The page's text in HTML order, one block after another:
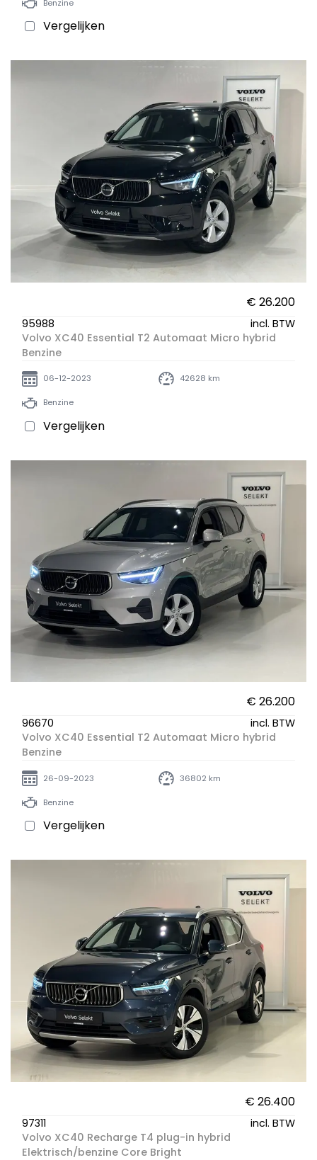
Benzine
Vergelijken
€ 26.200
95988
incl. BTW
Volvo XC40 Essential T2 Automaat Micro hybrid
Benzine
06-12-2023 42628 km
Benzine
Vergelijken
€ 26.200
96670
incl. BTW
Volvo XC40 Essential T2 Automaat Micro hybrid
Benzine
26-09-2023 36802 km
Benzine
Vergelijken
€ 26.400
97311
incl. BTW
Volvo XC40 Recharge T4 plug-in hybrid
Elektrisch/benzine Core Bright